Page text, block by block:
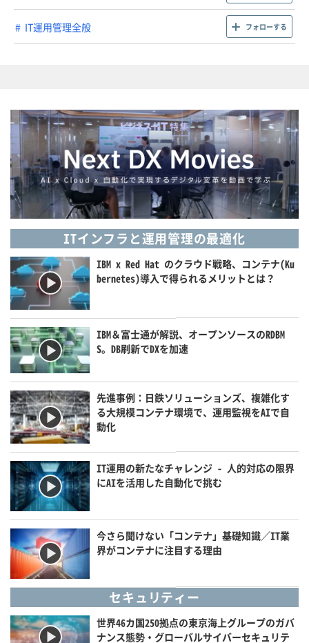
IT運用管理全般 フォローする
ITインフラと運用管理の最適化
IBM x Red Hat のクラウド戦略、コンテナ(Ku
bernetes)導入で得られるメリットとは？
IBM＆富士通が解説、オープンソースのRDBM
S。DB刷新でDXを加速
先進事例：日鉄ソリューションズ、複雑化す
る大規模コンテナ環境で、運用監視をAIで自
動化
IT運用の新たなチャレンジ - 人的対応の限界
にAIを活用した自動化で挑む
今さら聞けない「コンテナ」基礎知識／IT業
界がコンテナに注目する理由
セキュリティー
世界46カ国250拠点の東京海上グループのガバ
ナンス態勢・グローバルサイバーセキュリテ